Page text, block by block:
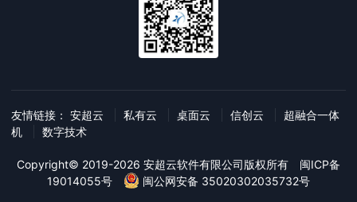
友情链接： 安超云 私有云 桌面云 信创云
超融合一体
机
数字技术
Copyright© 2019-2026 安超云软件有限公司版权所有
闽ICP备
19014055号
闽公网安备 35020302035732号